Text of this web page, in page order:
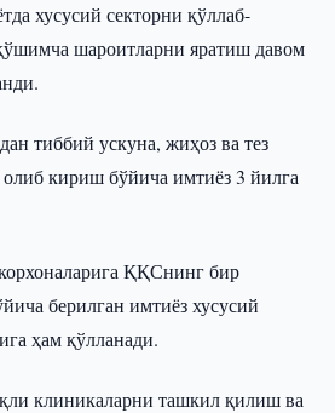
хусусий секторни қўллаб-
шароитларни яратиш давом
тиббий ускуна, жиҳоз ва тез
кириш бўйича имтиёз 3 йилга
ҚҚСнинг бир
берилган имтиёз хусусий
ҳам қўлланади.
клиникаларни ташкил қилиш ва